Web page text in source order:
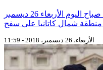
ضرب زلزال بلغت قوته 4.8 درجة، صباح اليوم الأربعاء 26 ديسمبر
الأربعاء، 26 ديسمبر، 2018 - 11:59